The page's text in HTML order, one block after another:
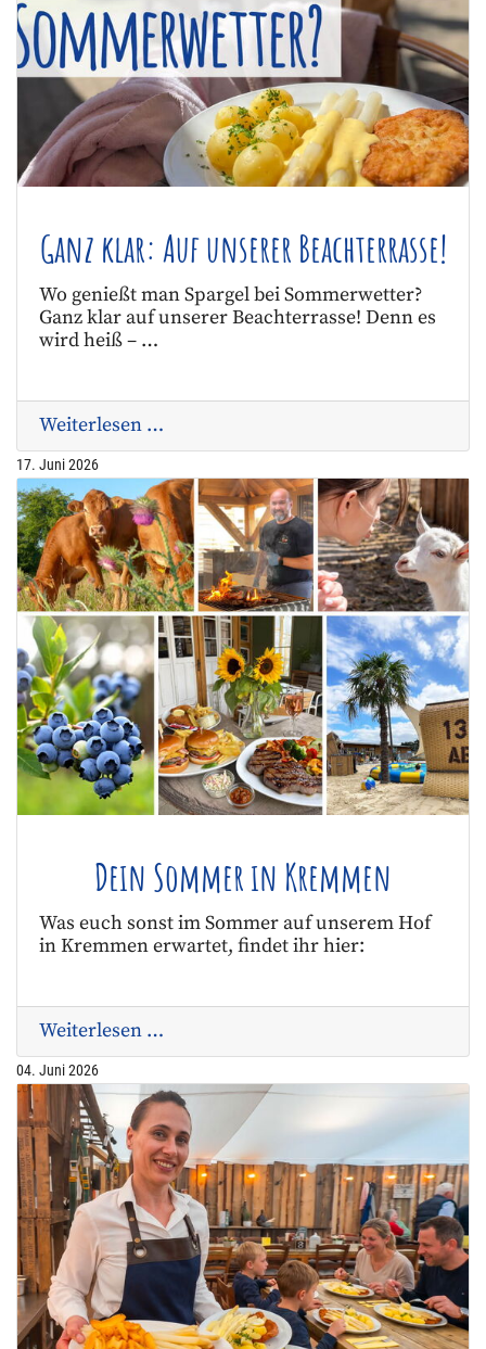
Ganz klar: Auf unserer Beachterrasse!
Wo genießt man Spargel bei Sommerwetter?
Ganz klar auf unserer Beachterrasse! Denn es
wird heiß – …
Weiterlesen …
17. Juni 2026
Dein Sommer in Kremmen
Was euch sonst im Sommer auf unserem Hof
in Kremmen erwartet, findet ihr hier:
Weiterlesen …
04. Juni 2026